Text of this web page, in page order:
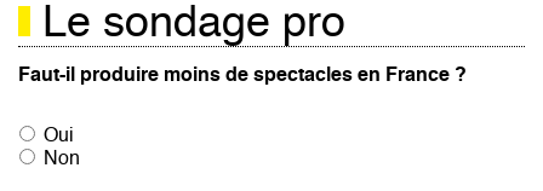
Le sondage pro
Faut-il produire moins de spectacles en France ?
Oui
Non